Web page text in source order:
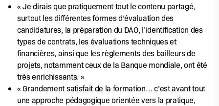
« Je dirais que pratiquement tout le contenu partagé,
surtout les différentes formes d’évaluation des
candidatures, la préparation du DAO, l’identification des
types de contrats, les évaluations techniques et
financières, ainsi que les règlements des bailleurs de
projets, notamment ceux de la Banque mondiale, ont été
très enrichissants. »
« Grandement satisfait de la formation… c’est avant tout
une approche pédagogique orientée vers la pratique,